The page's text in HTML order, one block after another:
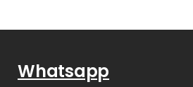
Whatsapp